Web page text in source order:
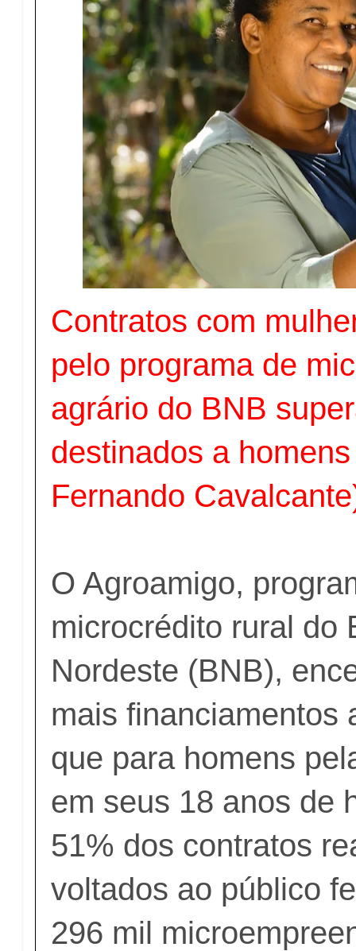
Contratos com
pelo programa de
agrário do BNB
destinados a
Fernando
O Agroamigo,
microcrédito rural do
Nordeste (BNB),
mais financiamentos
que para homens
em seus 18 anos de
51% dos contratos
voltados ao público
296 mil